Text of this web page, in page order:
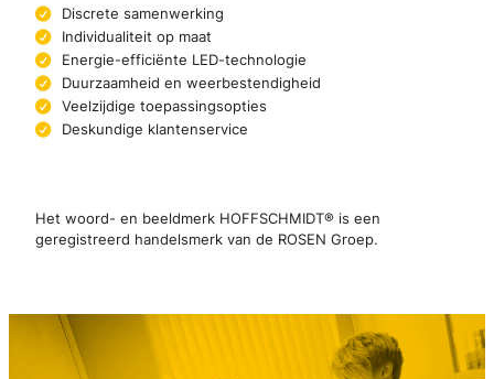
Discrete samenwerking
Individualiteit op maat
Energie-efficiënte LED-technologie
Duurzaamheid en weerbestendigheid
Veelzijdige toepassingsopties
Deskundige klantenservice
Het woord- en beeldmerk HOFFSCHMIDT® is een
geregistreerd handelsmerk van de ROSEN Groep.